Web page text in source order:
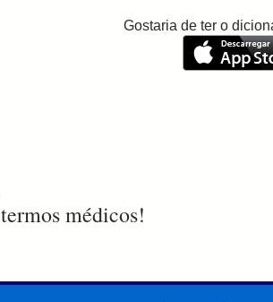
Gostaria de ter o
termos médicos!